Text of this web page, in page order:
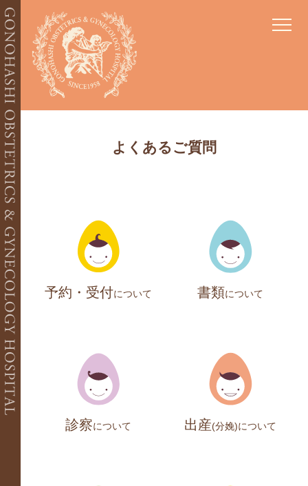
よくあるご質問
予約・受付について 書類について
診察について 出産(分娩)について
当院の特徴 医師紹介
出生前検査
硬膜外麻酔分娩(無痛分娩)
産後
レディースドッグ＆ブライダルチェック